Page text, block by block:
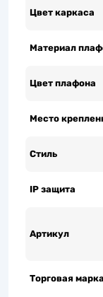
Цвет каркаса
Материал
Цвет плафона
Место
Стиль
IP защита
Артикул
Торговая марка